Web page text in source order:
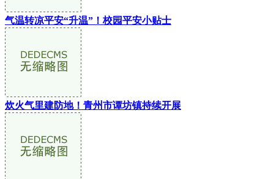
气温转凉平安“升温”！校园平安小贴士
炊火气里建防地！青州市谭坊镇持续开展